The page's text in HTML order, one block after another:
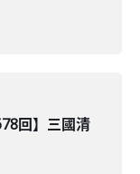
回】三國清